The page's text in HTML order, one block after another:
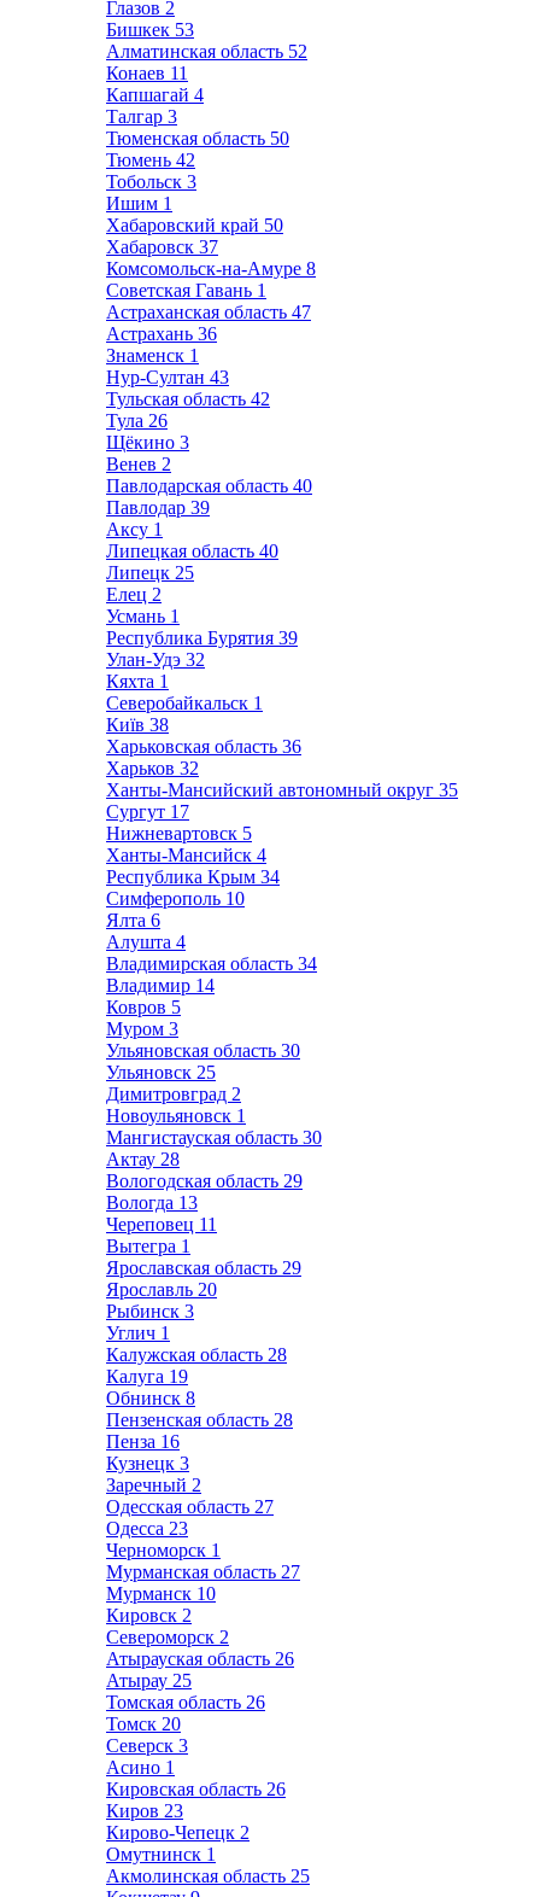
Глазов 2
Бишкек 53
Алматинская область 52
Конаев 11
Капшагай 4
Талгар 3
Тюменская область 50
Тюмень 42
Тобольск 3
Ишим 1
Хабаровский край 50
Хабаровск 37
Комсомольск-на-Амуре 8
Советская Гавань 1
Астраханская область 47
Астрахань 36
Знаменск 1
Нур-Султан 43
Тульская область 42
Тула 26
Щёкино 3
Венев 2
Павлодарская область 40
Павлодар 39
Аксу 1
Липецкая область 40
Липецк 25
Елец 2
Усмань 1
Республика Бурятия 39
Улан-Удэ 32
Кяхта 1
Северобайкальск 1
Київ 38
Харьковская область 36
Харьков 32
Ханты-Мансийский автономный округ 35
Сургут 17
Нижневартовск 5
Ханты-Мансийск 4
Республика Крым 34
Симферополь 10
Ялта 6
Алушта 4
Владимирская область 34
Владимир 14
Ковров 5
Муром 3
Ульяновская область 30
Ульяновск 25
Димитровград 2
Новоульяновск 1
Мангистауская область 30
Актау 28
Вологодская область 29
Вологда 13
Череповец 11
Вытегра 1
Ярославская область 29
Ярославль 20
Рыбинск 3
Углич 1
Калужская область 28
Калуга 19
Обнинск 8
Пензенская область 28
Пенза 16
Кузнецк 3
Заречный 2
Одесская область 27
Одесса 23
Черноморск 1
Мурманская область 27
Мурманск 10
Кировск 2
Североморск 2
Атырауская область 26
Атырау 25
Томская область 26
Томск 20
Северск 3
Асино 1
Кировская область 26
Киров 23
Кирово-Чепецк 2
Омутнинск 1
Акмолинская область 25